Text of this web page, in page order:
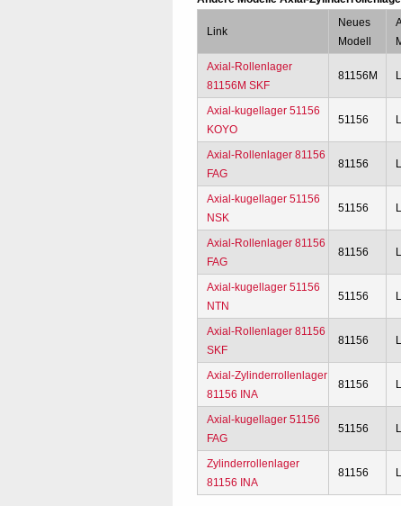
Link
Neues
Modell
Axial-Rollenlager
81156M SKF
81156M
Axial-kugellager 51156
KOYO
51156
Axial-Rollenlager 81156
FAG
81156
Axial-kugellager 51156
NSK
51156
Axial-Rollenlager 81156
FAG
81156
Axial-kugellager 51156
NTN
51156
Axial-Rollenlager 81156
SKF
81156
Axial-Zylinderrollenlager
81156 INA
81156
Axial-kugellager 51156
FAG
51156
Zylinderrollenlager
81156 INA
81156